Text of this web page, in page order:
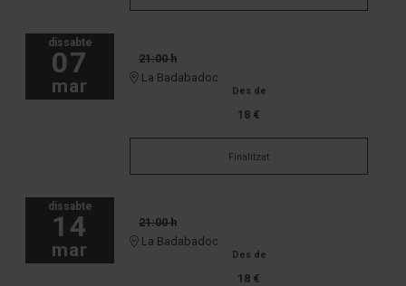
dissabte
07
mar
21:00 h
La Badabadoc
Des de
18 €
Finalitzat
dissabte
14
mar
21:00 h
La Badabadoc
Des de
18 €